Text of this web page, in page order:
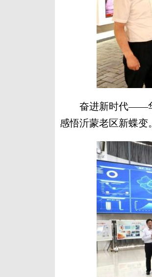
奋进新时代——华
感悟沂蒙老区新蝶